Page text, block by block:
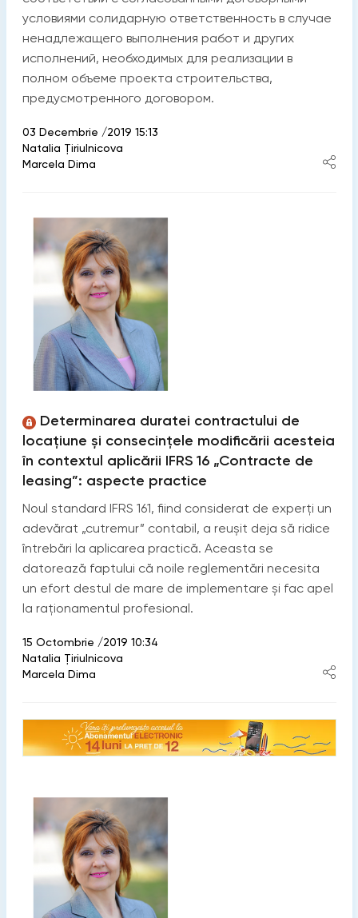
условиями солидарную ответственность в случае
ненадлежащего выполнения работ и других
исполнений, необходимых для реализации в
полном объеме проекта строительства,
предусмотренного договором.
03 Decembrie /2019 15:13
Natalia Ţiriulnicova
Marcela Dima
Determinarea duratei contractului de
locațiune și consecințele modificării acesteia
în contextul aplicării IFRS 16 „Contracte de
leasing”: aspecte practice
Noul standard IFRS 161, fiind considerat de experți un
adevărat „cutremur” contabil, a reușit deja să ridice
întrebări la aplicarea practică. Aceasta se
datorează faptului că noile reglementări necesita
un efort destul de mare de implementare și fac apel
la raționamentul profesional.
15 Octombrie /2019 10:34
Natalia Ţiriulnicova
Marcela Dima